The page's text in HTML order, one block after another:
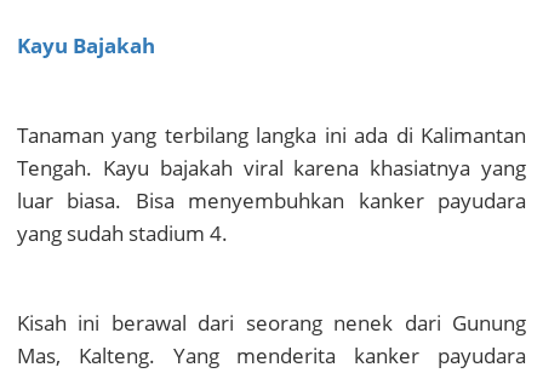
Kayu Bajakah
Tanaman yang terbilang langka ini ada di Kalimantan
Tengah. Kayu bajakah viral karena khasiatnya yang
luar biasa. Bisa menyembuhkan kanker payudara
yang sudah stadium 4.
Kisah ini berawal dari seorang nenek dari Gunung
Mas, Kalteng. Yang menderita kanker payudara